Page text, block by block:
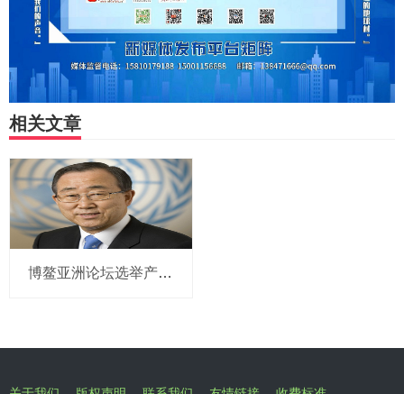
相关文章
博鳌亚洲论坛选举产生新一届理事会 潘基文当选理事长